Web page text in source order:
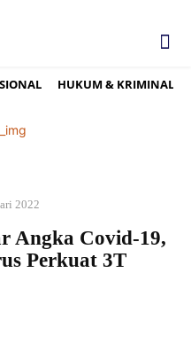
HUKUM & KRIMINAL
2022
Angka Covid-19,
Perkuat 3T